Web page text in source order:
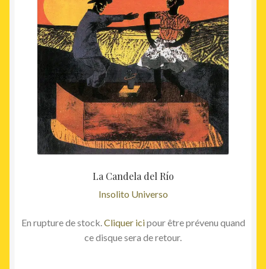
La Candela del Río
Insolito Universo
En rupture de stock.Cliquer icipour être prévenu quand
ce disque sera de retour.